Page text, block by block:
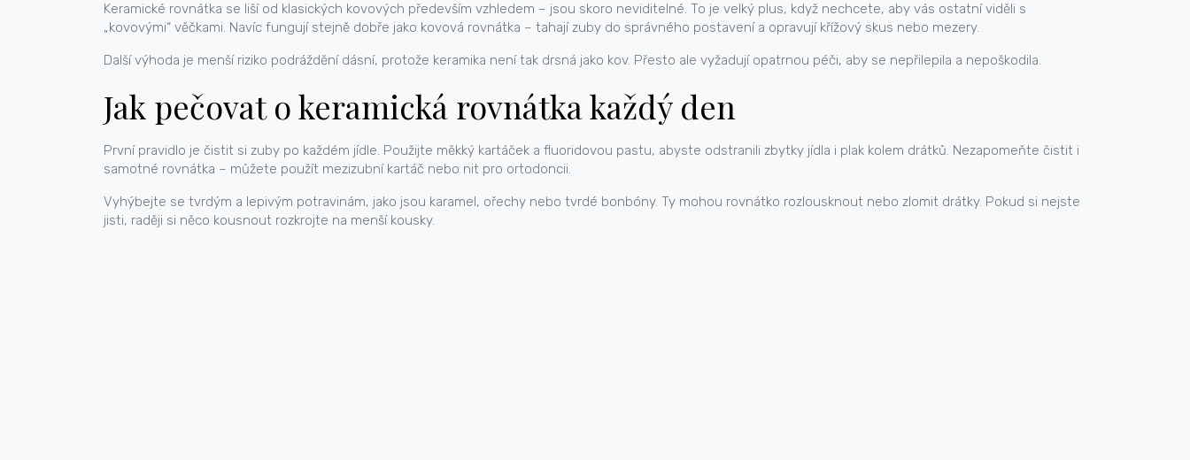
Keramické rovnátka se liší od klasických kovových především vzhledem – jsou skoro neviditelné. To je velký plus, když nechcete, aby vás ostatní viděli s
„kovovými“ věčkami. Navíc fungují stejně dobře jako kovová rovnátka – tahají zuby do správného postavení a opravují křížový skus nebo mezery.
Další výhoda je menší riziko podráždění dásní, protože keramika není tak drsná jako kov. Přesto ale vyžadují opatrnou péči, aby se nepřilepila a nepoškodila.
Jak pečovat o keramická rovnátka každý den
První pravidlo je čistit si zuby po každém jídle. Použijte měkký kartáček a fluoridovou pastu, abyste odstranili zbytky jídla i plak kolem drátků. Nezapomeňte čistit i
samotné rovnátka – můžete použít mezizubní kartáč nebo nit pro ortodoncii.
Vyhýbejte se tvrdým a lepivým potravinám, jako jsou karamel, ořechy nebo tvrdé bonbóny. Ty mohou rovnátko rozlousknout nebo zlomit drátky. Pokud si nejste
jisti, raději si něco kousnout rozkrojte na menší kousky.